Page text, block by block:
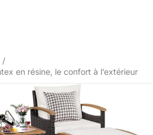
en résine, le confort à l’extérieur